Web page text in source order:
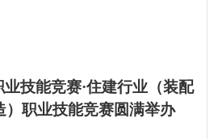
业技能竞赛·住建行业（装配
）职业技能竞赛圆满举办